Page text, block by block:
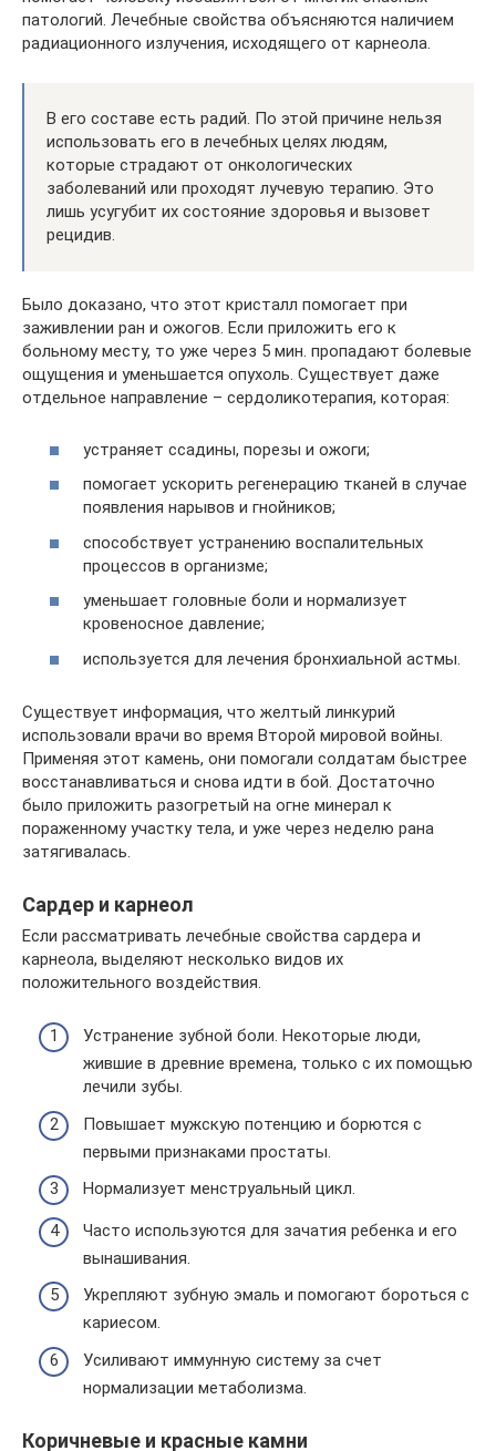
патологий. Лечебные свойства объясняются наличием
радиационного излучения, исходящего от карнеола.
В его составе есть радий. По этой причине нельзя
использовать его в лечебных целях людям,
которые страдают от онкологических
заболеваний или проходят лучевую терапию. Это
лишь усугубит их состояние здоровья и вызовет
рецидив.
Было доказано, что этот кристалл помогает при
заживлении ран и ожогов. Если приложить его к
больному месту, то уже через 5 мин. пропадают болевые
ощущения и уменьшается опухоль. Существует даже
отдельное направление – сердоликотерапия, которая:
устраняет ссадины, порезы и ожоги;
помогает ускорить регенерацию тканей в случае
появления нарывов и гнойников;
способствует устранению воспалительных
процессов в организме;
уменьшает головные боли и нормализует
кровеносное давление;
используется для лечения бронхиальной астмы.
Существует информация, что желтый линкурий
использовали врачи во время Второй мировой войны.
Применяя этот камень, они помогали солдатам быстрее
восстанавливаться и снова идти в бой. Достаточно
было приложить разогретый на огне минерал к
пораженному участку тела, и уже через неделю рана
затягивалась.
Сардер и карнеол
Если рассматривать лечебные свойства сардера и
карнеола, выделяют несколько видов их
положительного воздействия.
Устранение зубной боли. Некоторые люди,
жившие в древние времена, только с их помощью
лечили зубы.
Повышает мужскую потенцию и борются с
первыми признаками простаты.
Нормализует менструальный цикл.
Часто используются для зачатия ребенка и его
вынашивания.
Укрепляют зубную эмаль и помогают бороться с
кариесом.
Усиливают иммунную систему за счет
нормализации метаболизма.
Коричневые и красные камни